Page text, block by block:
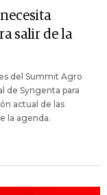
salir de la
del Summit Agro
de Syngenta para
actual de las
la agenda.